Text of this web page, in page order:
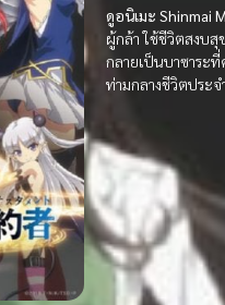
ดูอนิเมะ Shinmai
ผู้กล้า ใช้ชีวิตสงบสุ
กลายเป็นบาซาระ
ท่ามกลางชีวิตประจ